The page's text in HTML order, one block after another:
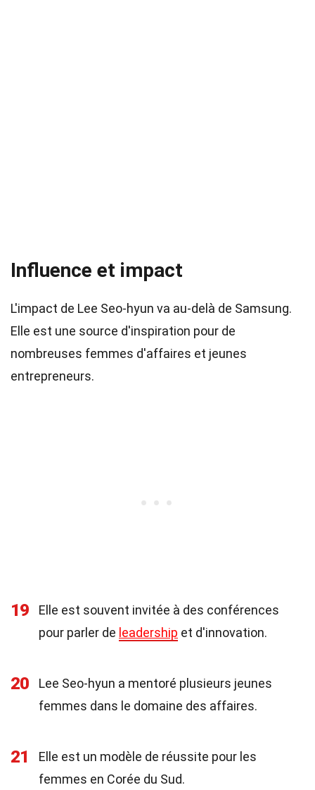
Influence et impact
L'impact de Lee Seo-hyun va au-delà de Samsung.
Elle est une source d'inspiration pour de
nombreuses femmes d'affaires et jeunes
entrepreneurs.
19
Elle est souvent invitée à des conférences
pour parler de leadership et d'innovation.
20
Lee Seo-hyun a mentoré plusieurs jeunes
femmes dans le domaine des affaires.
21
Elle est un modèle de réussite pour les
femmes en Corée du Sud.